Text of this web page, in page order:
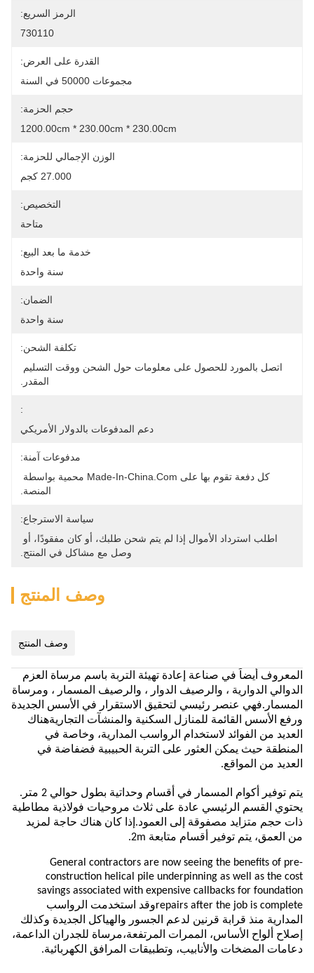
الرمز السريع:
730110
القدرة على العرض:
مجموعات 50000 في السنة
حجم الحزمة:
1200.00cm * 230.00cm * 230.00cm
الوزن الإجمالي للحزمة:
27.000 كجم
التخصيص:
متاحة
خدمة ما بعد البيع:
سنة واحدة
الضمان:
سنة واحدة
تكلفة الشحن:
المقدر.
:
دعم المدفوعات بالدولار الأمريكي
مدفوعات آمنة:
المنصة.
سياسة الاسترجاع:
وصل مع مشاكل في المنتج.
وصف المنتج
وصف المنتج
المعروف أيضاً في صناعة إعادة تهيئة التربة باسم مرساة العزم
الدوالي الدوارية ، والرصيف الدوار ، والرصيف المسمار ، ومرساة
المسمار.فهي عنصر رئيسي لتحقيق الاستقرار في الأسس الجديدة
ورفع الأسس القائمة للمنازل السكنية والمنشآت التجاريةهناك
العديد من الفوائد لاستخدام الرواسب المدارية، وخاصة في
المنطقة حيث يمكن العثور على التربة الحبيبية فضفاضة في
العديد من المواقع.
يتم توفير أكوام المسمار في أقسام وحداتية بطول حوالي 2 متر.
يحتوي القسم الرئيسي عادة على ثلاث مروحيات فولاذية مطاطية
ذات حجم متزايد مصفوقة إلى العمود.إذا كان هناك حاجة لمزيد
من العمق، يتم توفير أقسام متابعة 2m.
General contractors are now seeing the benefits of pre-
construction helical pile underpinning as well as the cost
savings associated with expensive callbacks for foundation
repairs after the job is completeوقد استخدمت الرواسب
المدارية منذ قرابة قرنين لدعم الجسور والهياكل الجديدة وكذلك
إصلاح ألواح الأساس، الممرات المرتفعة،مرساة للجدران الداعمة،
دعامات المضخات والأنابيب، وتطبيقات المرافق الكهربائية.